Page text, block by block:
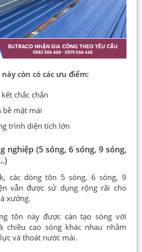
còn có các ưu điểm:
chắc chắn
bề mặt mái
trình diện tích lớn
nghiệp (5 sóng, 6 sóng, 9 sóng,
các dòng tôn 5 sóng, 6 sóng, 9
vẫn được sử dụng rộng rãi cho
xưởng.
tôn này được cán tạo sóng với
chiều cao sóng khác nhau nhằm
và thoát nước mái.